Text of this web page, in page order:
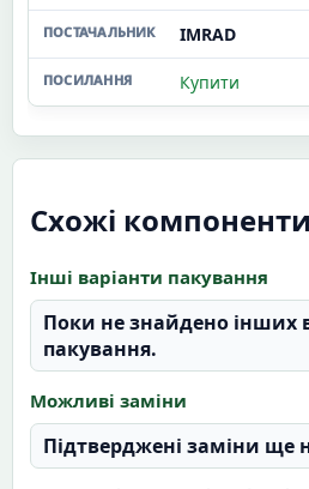
IMRAD
Купити
Схожі компоненти
Інші варіанти пакування
Поки не знайдено інших
пакування.
Можливі заміни
Підтверджені заміни ще